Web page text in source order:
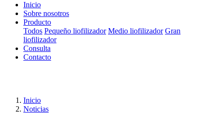
Inicio
Sobre nosotros
Producto
Todos Pequeño liofilizador Medio liofilizador Gran
liofilizador
Consulta
Contacto
Inicio
Noticias